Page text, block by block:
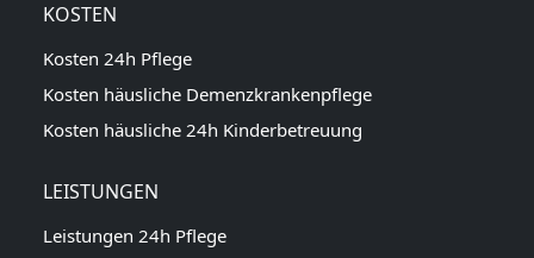
KOSTEN
Kosten 24h Pflege
Kosten häusliche Demenzkrankenpflege
Kosten häusliche 24h Kinderbetreuung
LEISTUNGEN
Leistungen 24h Pflege